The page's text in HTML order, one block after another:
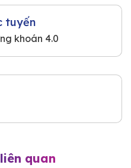
tuyến
khoán 4.0
quan